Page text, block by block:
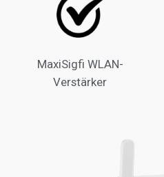
MaxiSigfi WLAN-
Verstärker